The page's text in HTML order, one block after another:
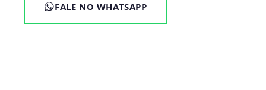
FALE NO WHATSAPP